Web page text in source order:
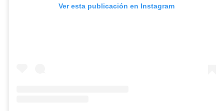
Ver esta publicación en Instagram